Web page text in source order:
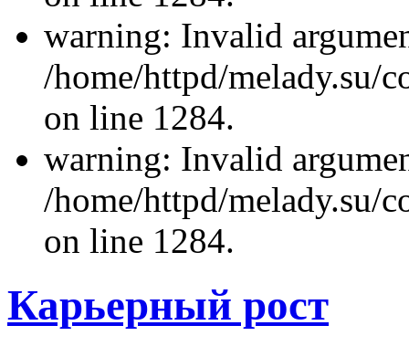
warning: Invalid
/home/httpd/melady.su/
on line 1284.
warning: Invalid
/home/httpd/melady.su/
on line 1284.
Карьерный рост